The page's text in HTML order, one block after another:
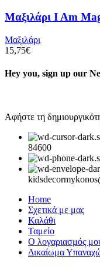
Μαξιλάρι I Am
Μαξιλάρι
15,75€
Hey you, sign up our
Αφήστε τη
84600
Home
Σχετικά με μας
Καλάθι
Ταμείο
Ο λογαριασμός
Δικαίωμα